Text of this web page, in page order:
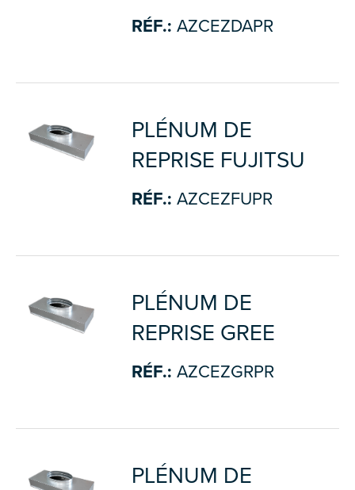
RÉF.: AZCEZDAPR
PLÉNUM DE
REPRISE FUJITSU
RÉF.: AZCEZFUPR
PLÉNUM DE
REPRISE GREE
RÉF.: AZCEZGRPR
PLÉNUM DE